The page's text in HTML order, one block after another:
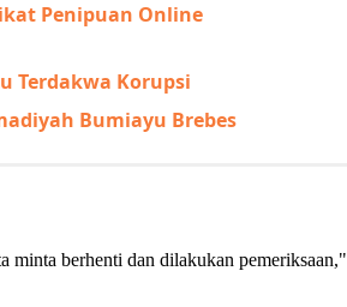
Penipuan Online
Terdakwa Korupsi
Bumiayu Brebes
minta berhenti dan dilakukan pemeriksaan,"